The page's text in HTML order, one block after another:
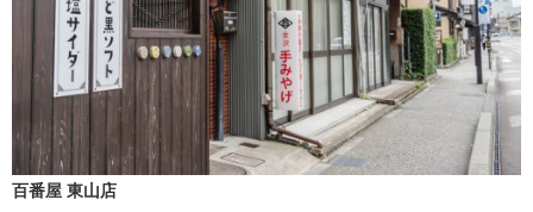
百番屋 東山店